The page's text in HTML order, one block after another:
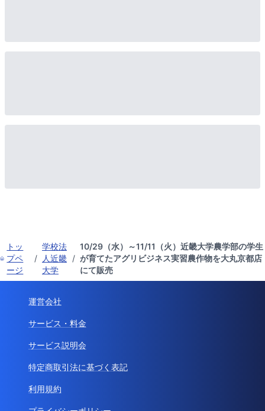
トッ
プペ
ージ
/
学校法
人近畿
大学
/
10/29（水）～11/11（火）近畿大学農学部の学生
が育てたアグリビジネス実習農作物を大丸京都店
にて販売
運営会社
サービス・料金
サービス説明会
特定商取引法に基づく表記
利用規約